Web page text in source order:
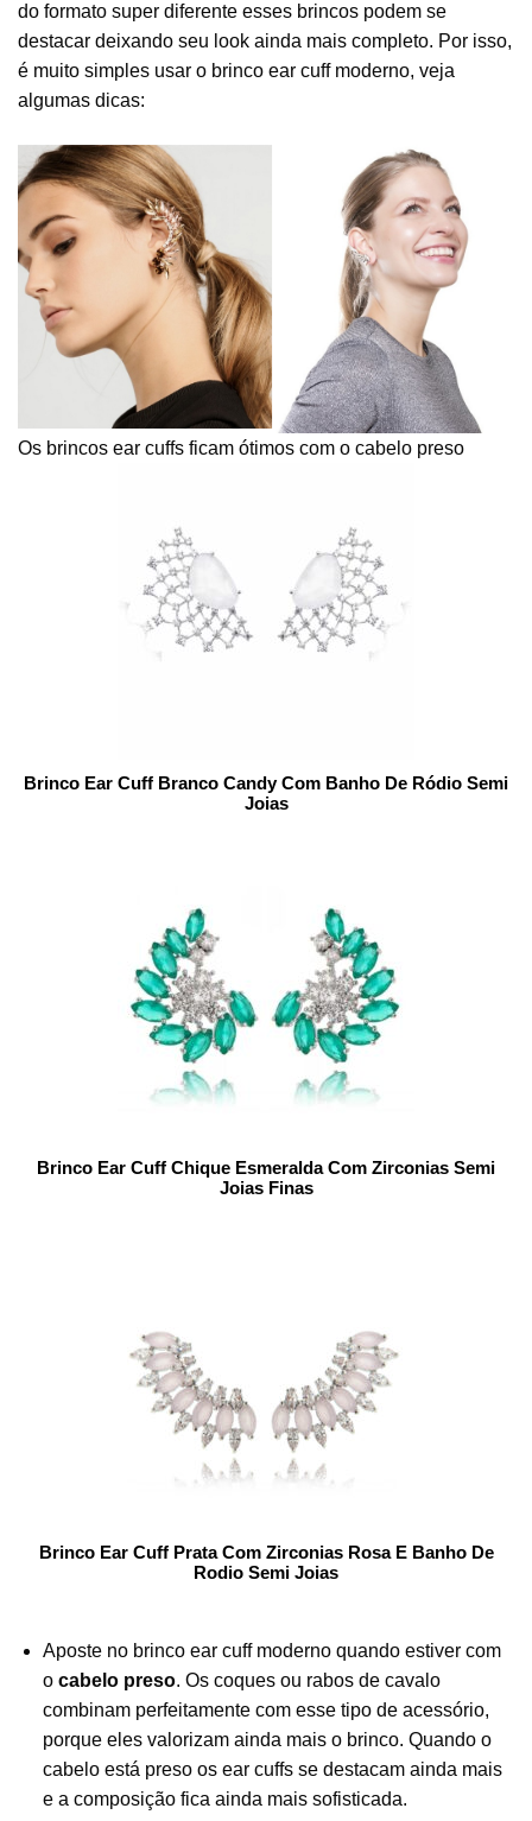
do formato super diferente esses brincos podem se
destacar deixando seu look ainda mais completo. Por isso,
é muito simples usar o brinco ear cuff moderno, veja
algumas dicas:
Os brincos ear cuffs ficam ótimos com o cabelo preso
Brinco Ear Cuff Branco Candy Com Banho De Ródio Semi
Joias
Brinco Ear Cuff Chique Esmeralda Com Zirconias Semi
Joias Finas
Brinco Ear Cuff Prata Com Zirconias Rosa E Banho De
Rodio Semi Joias
Aposte no brinco ear cuff moderno quando estiver com
o cabelo preso. Os coques ou rabos de cavalo
combinam perfeitamente com esse tipo de acessório,
porque eles valorizam ainda mais o brinco. Quando o
cabelo está preso os ear cuffs se destacam ainda mais
e a composição fica ainda mais sofisticada.